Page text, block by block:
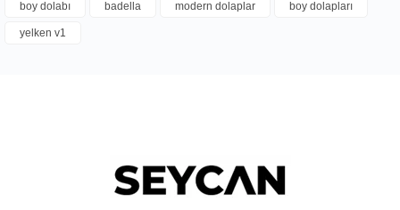
boy dolabı
badella modern dolaplar boy dolapları
yelken v1